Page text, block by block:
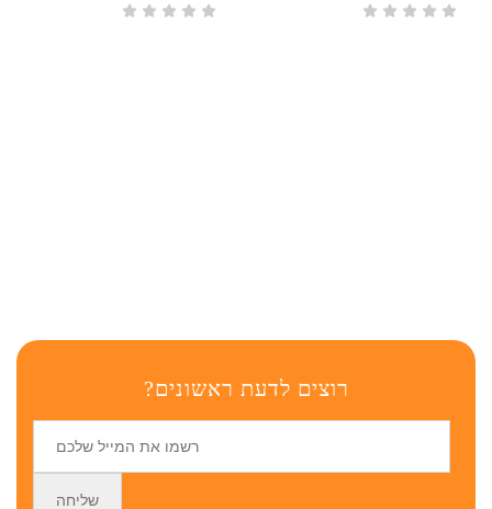
GREEN GARDEN
רוצים לדעת ראשונים?